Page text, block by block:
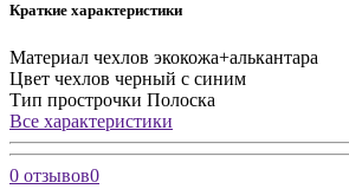
Краткие характеристики
Материал чехлов экокожа+алькантара
Цвет чехлов черный с синим
Тип прострочки Полоска
Все характеристики
0 отзывов0